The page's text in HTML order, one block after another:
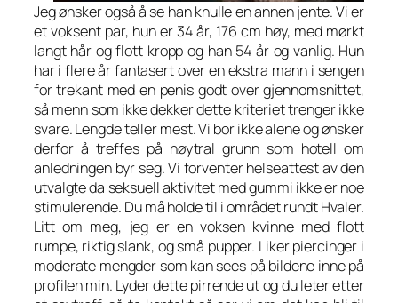
Jeg ønsker også å se han knulle en annen jente. Vi er
et voksent par, hun er 34 år, 176 cm høy, med mørkt
langt hår og flott kropp og han 54 år og vanlig. Hun
har i flere år fantasert over en ekstra mann i sengen
for trekant med en penis godt over gjennomsnittet,
så menn som ikke dekker dette kriteriet trenger ikke
svare. Lengde teller mest. Vi bor ikke alene og ønsker
derfor å treffes på nøytral grunn som hotell om
anledningen byr seg. Vi forventer helseattest av den
utvalgte da seksuell aktivitet med gummi ikke er noe
stimulerende. Du må holde til i området rundt Hvaler.
Litt om meg, jeg er en voksen kvinne med flott
rumpe, riktig slank, og små pupper. Liker piercinger i
moderate mengder som kan sees på bildene inne på
profilen min. Lyder dette pirrende ut og du leter etter